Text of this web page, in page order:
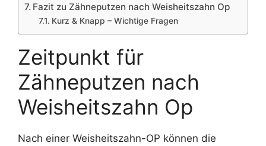
Fazit zu Zähneputzen nach Weisheitszahn Op
Kurz & Knapp – Wichtige Fragen
Zeitpunkt für
Zähneputzen nach
Weisheitszahn Op
Nach einer Weisheitszahn-OP können die